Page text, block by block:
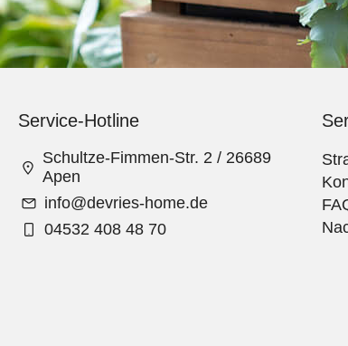
Service-Hotline
Schultze-Fimmen-Str. 2 / 26689
Apen
info@devries-home.de
04532 408 48 70